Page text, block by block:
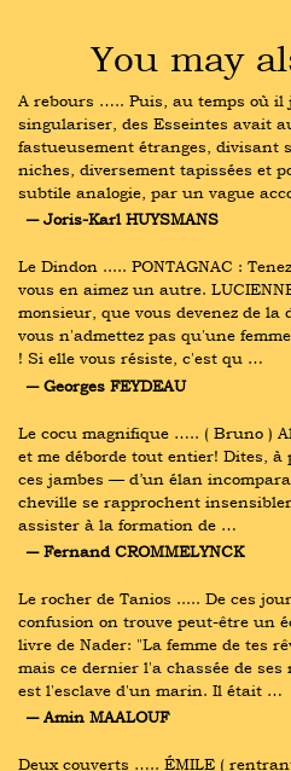
You may
A rebours ….. Puis, au temps où il
singulariser, des Esseintes avait
fastueusement étranges, divisant
niches, diversement tapissées et
subtile analogie, par un vague
― Joris-Karl HUYSMANS
Le Dindon ..... PONTAGNAC :
vous en aimez un autre.
monsieur, que vous devenez de
vous n'admettez pas qu'une
! Si elle vous résiste, c'est qu …
― Georges FEYDEAU
Le cocu magnifique ….. ( Bruno )
et me déborde tout entier! Dites,
ces jambes — d’un élan
cheville se rapprochent
assister à la formation de …
― Fernand CROMMELYNCK
Le rocher de Tanios ..... De ces
confusion on trouve peut-être un
livre de Nader: "La femme de tes
mais ce dernier l'a chassée de ses
est l'esclave d'un marin. Il était …
― Amin MAALOUF
Deux couverts ….. ÉMILE (